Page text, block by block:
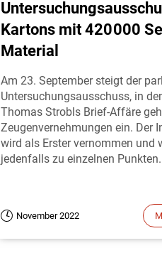
Kartons mit 420 000
Material
Am 23. September steigt der
Untersuchungsausschuss, in
Thomas Strobls Brief-Affäre
Zeugenvernehmungen ein. Der
wird als Erster vernommen und
jedenfalls zu einzelnen Punkten.
November 2022